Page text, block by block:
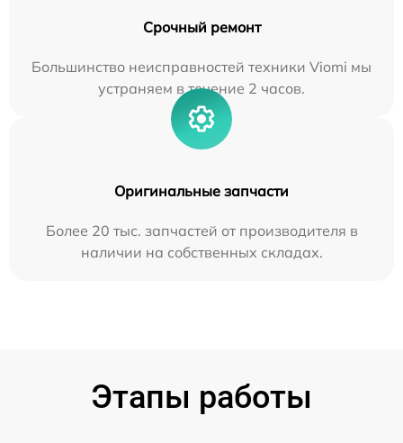
Срочный ремонт
Большинство неисправностей техники Viomi мы
устраняем в течение 2 часов.
Оригинальные запчасти
Более 20 тыс. запчастей от производителя в
наличии на собственных складах.
Этапы работы